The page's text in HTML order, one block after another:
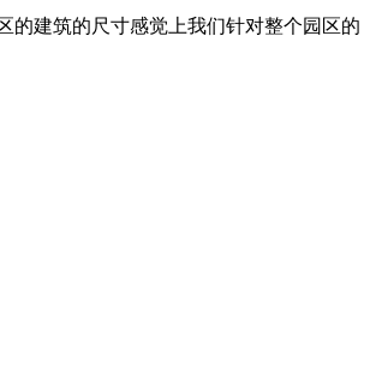
的建筑的尺寸感觉上我们针对整个园区的